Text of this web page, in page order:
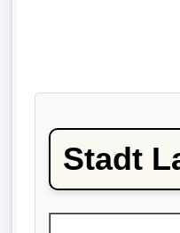
Stadt